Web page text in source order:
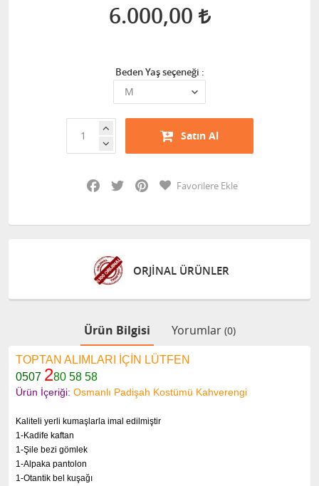
6.000,00
Beden Yaş seçeneği :
Satın Al
Facebook
Twitter PinterestFavorilere Ekle
ORJİNAL ÜRÜNLER
Ürün Bilgisi Yorumlar (0)
TOPTAN ALIMLARI İÇİN LÜTFEN
0507 280 58 58
Ürün İçeriği: Osmanlı Padişah Kostümü Kahverengi
Kaliteli yerli kumaşlarla imal edilmiştir
1-Kadife kaftan
1-Şile bezi gömlek
1-Alpaka pantolon
1-Otantik bel kuşağı